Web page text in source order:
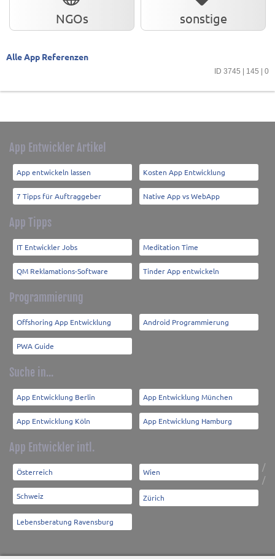
NGOs sonstige
Alle App Referenzen
ID 3745 | 145 | 0
App Entwickler Artikel
App entwickeln lassen Kosten App Entwicklung
7 Tipps für Auftraggeber Native App vs WebApp
App Tipps
IT Entwickler Jobs Meditation Time
QM Reklamations-Software Tinder App entwickeln
Programmierung
Offshoring App Entwicklung Android Programmierung
PWA Guide
Suche in...
App Entwicklung Berlin App Entwicklung München
App Entwicklung Köln App Entwicklung Hamburg
App Entwickler intl.
Österreich /
Wien
Schweiz
/
Zürich
Lebensberatung Ravensburg